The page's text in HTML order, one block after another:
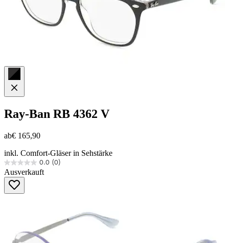
Ray-Ban RB 4362 V
ab€ 165,90
inkl. Comfort-Gläser in Sehstärke
0.0 (0)
0.0
von
Sternen.
Ausverkauft